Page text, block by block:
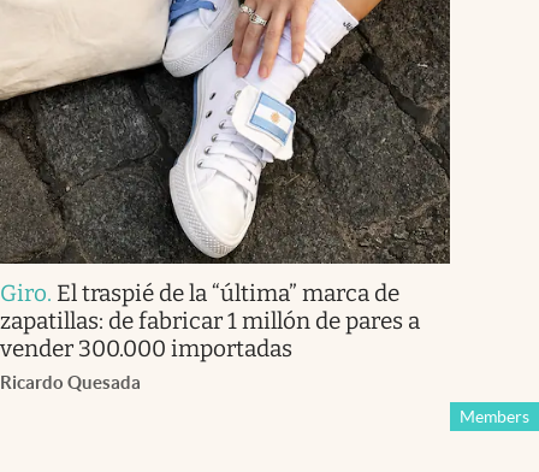
Giro. El traspié de la “última” marca de
zapatillas: de fabricar 1 millón de pares a
vender 300.000 importadas
Ricardo Quesada
Members